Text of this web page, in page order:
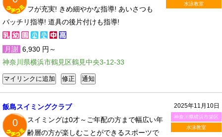
水泳教室
フが充実! きめ細やかな指導! あいさつも
バッチリ指導! 道具の後片付けも指導!
月謝 6,930 円～
神奈川県横浜市鶴見区鶴見中央3-12-33
2025年11月10日
神奈川県横浜市栄区
水泳教室
飯島スイミングクラブ
0
スイミングは0才～ご年配の方まで幅広い年
齢層の方が楽しむことができるスポーツで